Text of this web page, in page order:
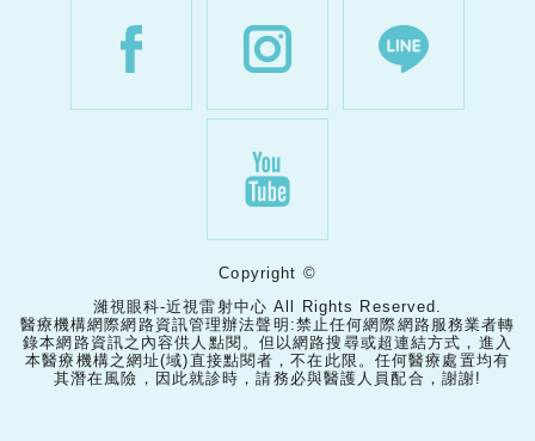
Copyright ©
濰視眼科-近視雷射中心 All Rights Reserved.
醫療機構網際網路資訊管理辦法聲明:禁止任何網際網路服務業者轉
錄本網路資訊之內容供人點閱。但以網路搜尋或超連結方式，進入
本醫療機構之網址(域)直接點閱者，不在此限。任何醫療處置均有
其潛在風險，因此就診時，請務必與醫護人員配合，謝謝!